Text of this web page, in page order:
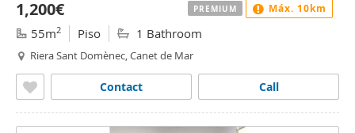
1,200€
55m2 Piso 1 Bathroom
Riera Sant Domènec, Canet de Mar
Call
Contact
PREMIUM Máx. 10km